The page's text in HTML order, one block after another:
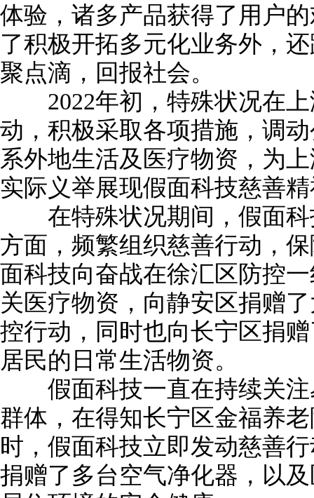
体验，诸多产品获得了用户
了积极开拓多元化业务外，
聚点滴，回报社会。
2022年初，特殊状况在上
动，积极采取各项措施，调
系外地生活及医疗物资，为
实际义举展现假面科技慈善
在特殊状况期间，假面科
方面，频繁组织慈善行动，
面科技向奋战在徐汇区防控
关医疗物资，向静安区捐赠
控行动，同时也向长宁区捐
居民的日常生活物资。
假面科技一直在持续关注
群体，在得知长宁区金福养
时，假面科技立即发动慈善
捐赠了多台空气净化器，以